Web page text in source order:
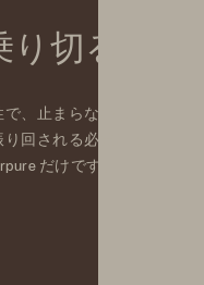
切る
、止まらないビジ
回される必要はあ
だけです。